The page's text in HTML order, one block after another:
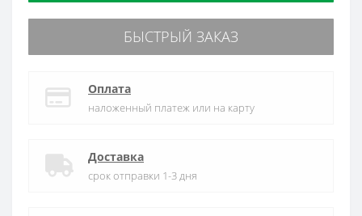
БЫСТРЫЙ ЗАКАЗ
Оплата
наложенный платеж или на карту
Доставка
срок отправки 1-3 дня